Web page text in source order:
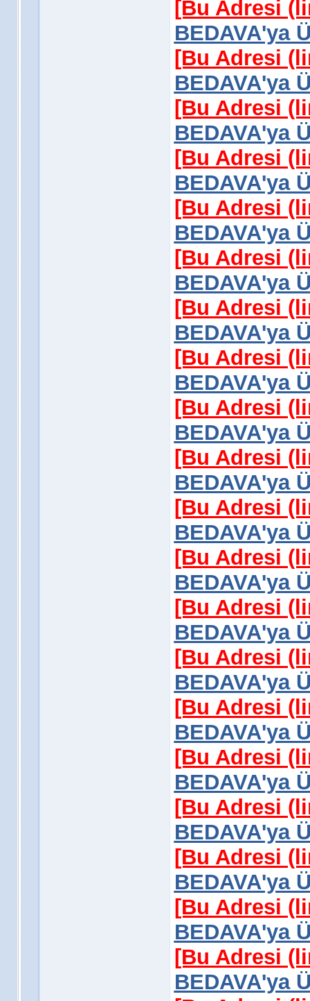
[Bu Adresi
BEDAVA'ya
[Bu Adresi
BEDAVA'ya
[Bu Adresi
BEDAVA'ya
[Bu Adresi
BEDAVA'ya
[Bu Adresi
BEDAVA'ya
[Bu Adresi
BEDAVA'ya
[Bu Adresi
BEDAVA'ya
[Bu Adresi
BEDAVA'ya
[Bu Adresi
BEDAVA'ya
[Bu Adresi
BEDAVA'ya
[Bu Adresi
BEDAVA'ya
[Bu Adresi
BEDAVA'ya
[Bu Adresi
BEDAVA'ya
[Bu Adresi
BEDAVA'ya
[Bu Adresi
BEDAVA'ya
[Bu Adresi
BEDAVA'ya
[Bu Adresi
BEDAVA'ya
[Bu Adresi
BEDAVA'ya
[Bu Adresi
BEDAVA'ya
[Bu Adresi
BEDAVA'ya